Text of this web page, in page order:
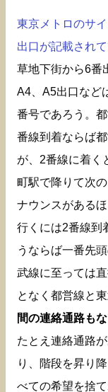
東京メトロのサ
出口が記載され
草地下街から6番
A4、A5出口など
番号であろう。
番線到着ならば
が、2番線に着く
町駅で降りて次
ナウンスがある
行くには2番線到
うならば一番先
武線に至っては
となく都営線と
間の連絡通路も
たとえ連絡通路
り、階段を昇り
べての希望を捨